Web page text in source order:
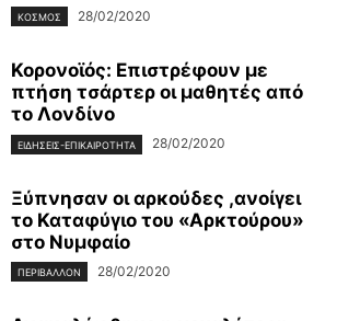
ΚΌΣΜΟΣ 28/02/2020
Κορονοϊός: Επιστρέφουν με
πτήση τσάρτερ οι μαθητές από
το Λονδίνο
ΕΙΔΉΣΕΙΣ-ΕΠΙΚΑΙΡΌΤΗΤΑ 28/02/2020
Ξύπνησαν οι αρκούδες ,ανοίγει
το Καταφύγιο του «Αρκτούρου»
στο Νυμφαίο
ΠΕΡΙΒΆΛΛΟΝ 28/02/2020